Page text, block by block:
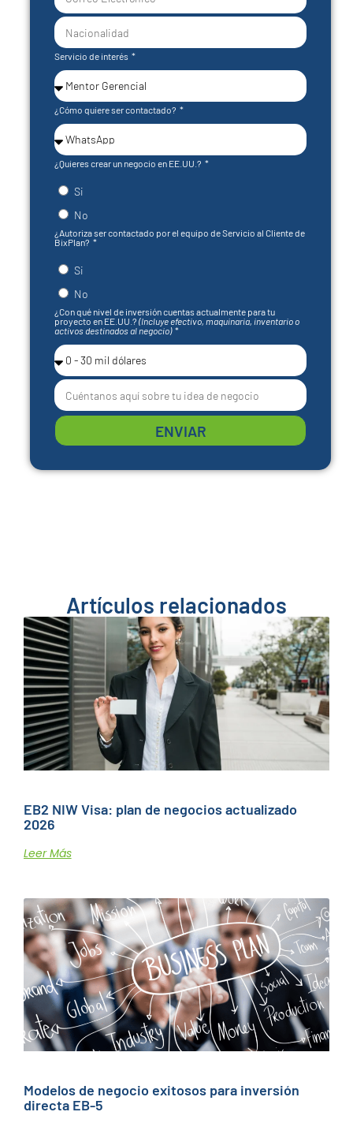
+1
Servicio de interés
¿Cómo quiere ser contactado?
¿Quieres crear un negocio en EE.UU.?
Si
No
¿Autoriza ser contactado por el equipo de Servicio al Cliente de
BixPlan?
Si
No
¿Con qué nivel de inversión cuentas actualmente para tu
proyecto en EE.UU.? (Incluye efectivo, maquinaria, inventario o
activos destinados al negocio)
ENVIAR
Artículos relacionados
EB2 NIW Visa: plan de negocios actualizado
2026
Leer Más
Modelos de negocio exitosos para inversión
directa EB-5